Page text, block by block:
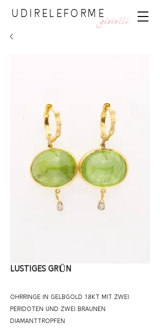
UDIRELEFORME
gioielli
LUSTIGES GRÜN
OHRRINGE IN GELBGOLD 18KT MIT ZWEI
PERIDOTEN UND ZWEI BRAUNEN
DIAMANTTROPFEN